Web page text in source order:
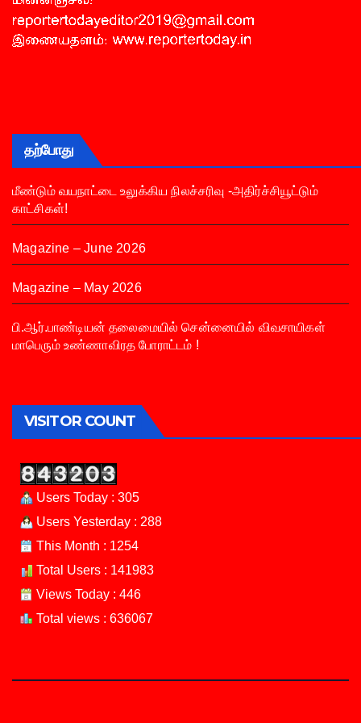
தற்போது
மீண்டும் வயநாட்டை உலுக்கிய நிலச்சரிவு -அதிர்ச்சியூட்டும்
காட்சிகள்!
Magazine – June 2026
Magazine – May 2026
பி.ஆர்.பாண்டியன் தலைமையில் சென்னையில் விவசாயிகள்
மாபெரும் உண்ணாவிரத போராட்டம் !
VISITOR COUNT
Users Today : 305
Users Yesterday : 288
This Month : 1254
Total Users : 141983
Views Today : 446
Total views : 636067